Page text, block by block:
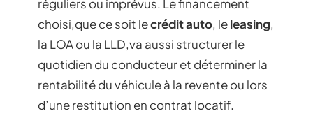
réguliers ou imprévus. Le financement
choisi,que ce soit lecrédit auto, leleasing,
la LOA ou la LLD,va aussi structurer le
quotidien du conducteur et déterminer la
rentabilité du véhicule à la revente ou lors
d’une restitution en contrat locatif.